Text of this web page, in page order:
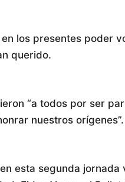
los presentes poder
querido.
“a todos por ser
nuestros orígenes”.
esta segunda jornada